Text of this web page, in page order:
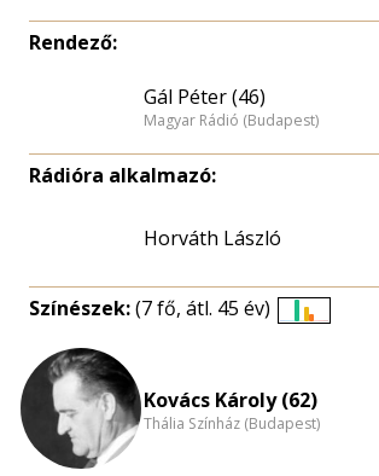
Rendező:
Gál Péter (46)
Magyar Rádió (Budapest)
Rádióra alkalmazó:
Horváth László
Színészek:(7 fő, átl. 45 év)
nagyítása
Kovács Károly (62)
Thália Színház (Budapest)